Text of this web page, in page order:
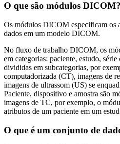
O que são módulos DICOM?
Os módulos DICOM especificam os
dados em um modelo DICOM.
No fluxo de trabalho DICOM, os
em categorias: paciente, estudo,
divididas em subcategorias, por
computadorizada (CT), imagens de
imagens de ultrassom (US) se
Paciente, dispositivo e amostra são
imagens de TC, por exemplo, o
atributos de um paciente em um
O que é um conjunto de